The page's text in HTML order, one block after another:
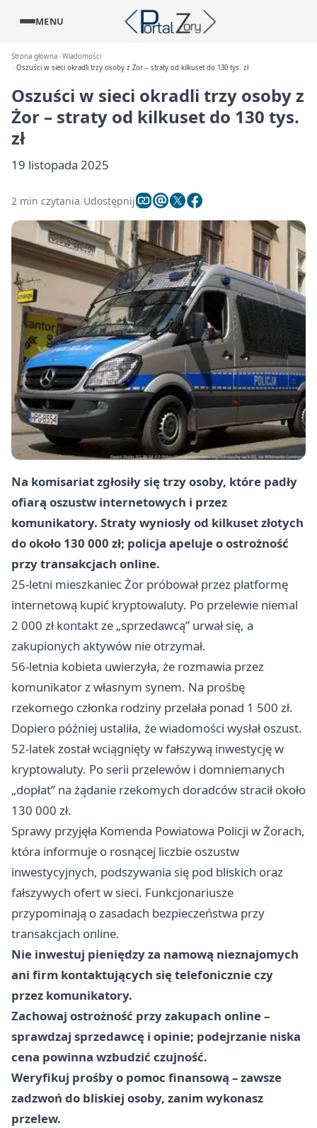
MENU
Strona główna Wiadomości
Oszuści w sieci okradli trzy osoby z Żor – straty od kilkuset do 130 tys. zł
Oszuści w sieci okradli trzy osoby z
Żor – straty od kilkuset do 130 tys.
zł
19 listopada 2025
2 min czytania Udostępnij
Na komisariat zgłosiły się trzy osoby, które padły
ofiarą oszustw internetowych i przez
komunikatory. Straty wyniosły od kilkuset złotych
do około 130 000 zł; policja apeluje o ostrożność
przy transakcjach online.
25-letni mieszkaniec Żor próbował przez platformę
internetową kupić kryptowaluty. Po przelewie niemal
2 000 zł kontakt ze „sprzedawcą” urwał się, a
zakupionych aktywów nie otrzymał.
56‑letnia kobieta uwierzyła, że rozmawia przez
komunikator z własnym synem. Na prośbę
rzekomego członka rodziny przelała ponad 1 500 zł.
Dopiero później ustaliła, że wiadomości wysłał oszust.
52‑latek został wciągnięty w fałszywą inwestycję w
kryptowaluty. Po serii przelewów i domniemanych
„dopłat” na żądanie rzekomych doradców stracił około
130 000 zł.
Sprawy przyjęła Komenda Powiatowa Policji w Żorach,
która informuje o rosnącej liczbie oszustw
inwestycyjnych, podszywania się pod bliskich oraz
fałszywych ofert w sieci. Funkcjonariusze
przypominają o zasadach bezpieczeństwa przy
transakcjach online.
Nie inwestuj pieniędzy za namową nieznajomych
ani firm kontaktujących się telefonicznie czy
przez komunikatory.
Zachowaj ostrożność przy zakupach online –
sprawdzaj sprzedawcę i opinie; podejrzanie niska
cena powinna wzbudzić czujność.
Weryfikuj prośby o pomoc finansową – zawsze
zadzwoń do bliskiej osoby, zanim wykonasz
przelew.